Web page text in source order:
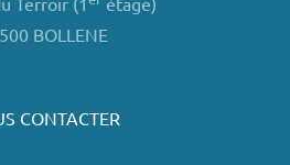
BOLLENE
CONTACTER